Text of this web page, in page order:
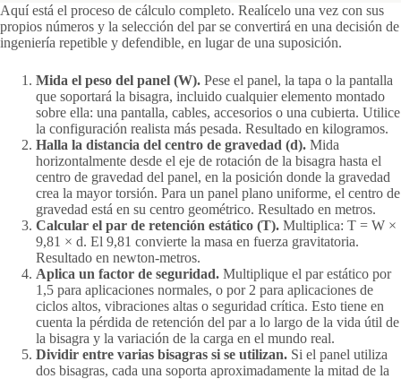
Aquí está el proceso de cálculo completo. Realícelo una vez con sus
propios números y la selección del par se convertirá en una decisión de
ingeniería repetible y defendible, en lugar de una suposición.
Mida el peso del panel (W). Pese el panel, la tapa o la pantalla
que soportará la bisagra, incluido cualquier elemento montado
sobre ella: una pantalla, cables, accesorios o una cubierta. Utilice
la configuración realista más pesada. Resultado en kilogramos.
Halla la distancia del centro de gravedad (d). Mida
horizontalmente desde el eje de rotación de la bisagra hasta el
centro de gravedad del panel, en la posición donde la gravedad
crea la mayor torsión. Para un panel plano uniforme, el centro de
gravedad está en su centro geométrico. Resultado en metros.
Calcular el par de retención estático (T). Multiplica: T = W ×
9,81 × d. El 9,81 convierte la masa en fuerza gravitatoria.
Resultado en newton-metros.
Aplica un factor de seguridad. Multiplique el par estático por
1,5 para aplicaciones normales, o por 2 para aplicaciones de
ciclos altos, vibraciones altas o seguridad crítica. Esto tiene en
cuenta la pérdida de retención del par a lo largo de la vida útil de
la bisagra y la variación de la carga en el mundo real.
Dividir entre varias bisagras si se utilizan. Si el panel utiliza
dos bisagras, cada una soporta aproximadamente la mitad de la